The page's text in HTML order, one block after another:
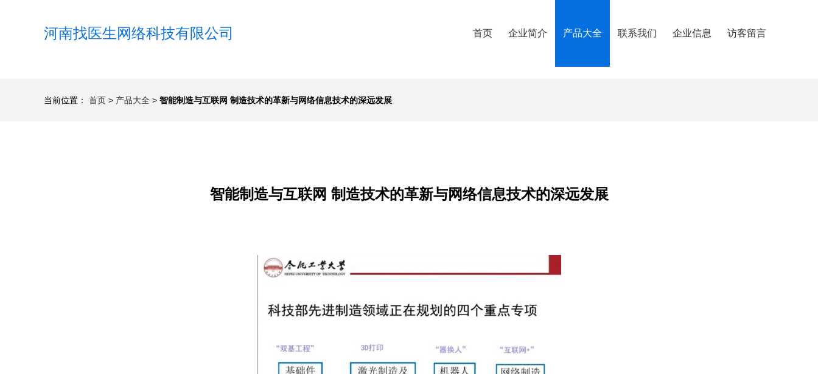
河南找医生网络科技有限公司 首页 企业简介 产品大全 联系我们 企业信息 访客留言
当前位置： 首页 > 产品大全 > 智能制造与互联网 制造技术的革新与网络信息技术的深远发展
智能制造与互联网 制造技术的革新与网络信息技术的深远发展